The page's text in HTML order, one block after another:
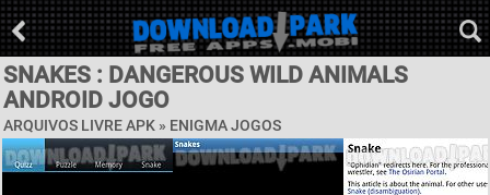
SNAKES : DANGEROUS WILD ANIMALS
ANDROID JOGO
ARQUIVOS LIVRE APK » ENIGMA JOGOS